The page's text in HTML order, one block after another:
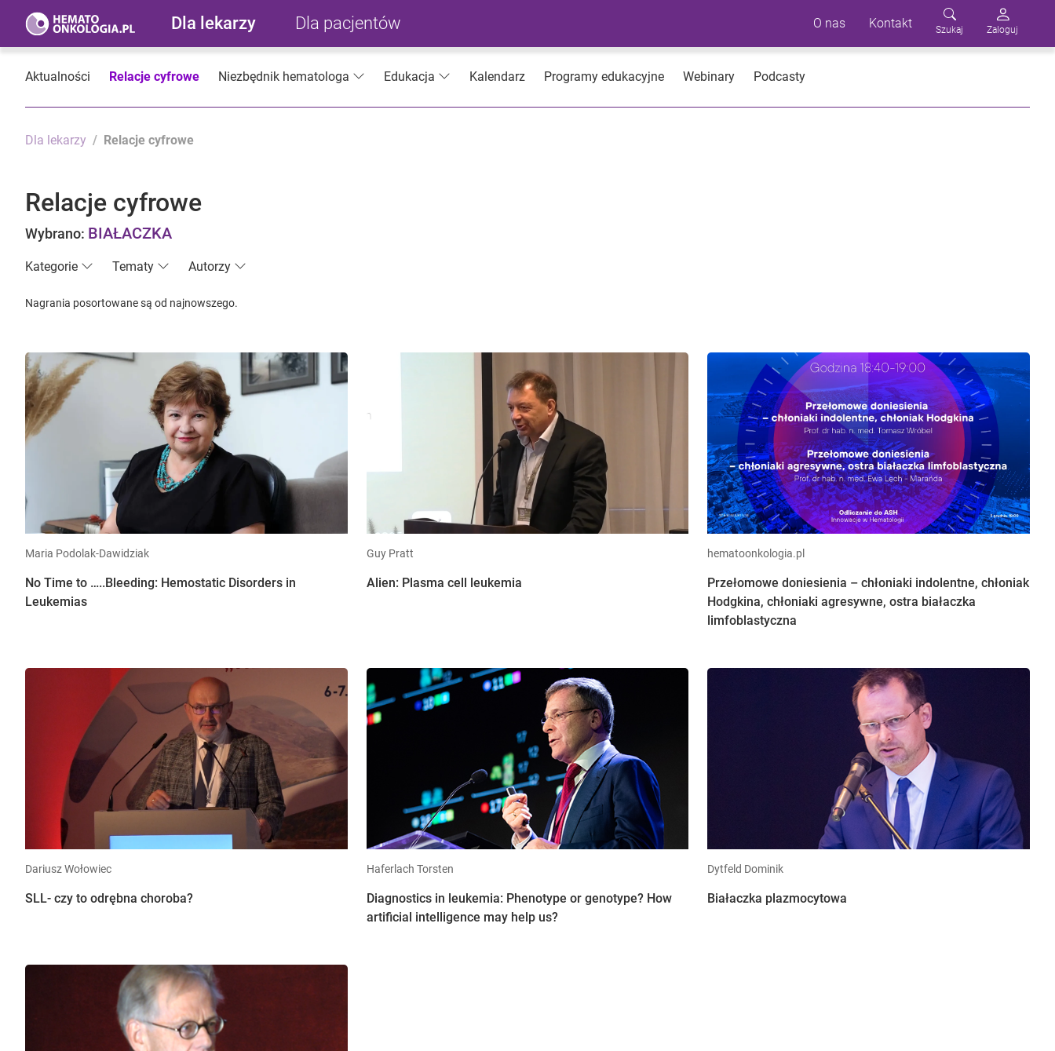
Dla lekarzy Dla pacjentów O nas Kontakt Szukaj Zaloguj
Aktualności Relacje cyfrowe Niezbędnik hematologa Edukacja Kalendarz Programy edukacyjne Webinary Podcasty
Dla lekarzy Relacje cyfrowe
Relacje cyfrowe
Wybrano: BIAŁACZKA
Kategorie Tematy Autorzy
Nagrania posortowane są od najnowszego.
Maria Podolak-Dawidziak
No Time to …..Bleeding: Hemostatic Disorders in
Leukemias
Guy Pratt
Alien: Plasma cell leukemia
hematoonkologia.pl
Przełomowe doniesienia – chłoniaki indolentne, chłoniak
Hodgkina, chłoniaki agresywne, ostra białaczka
limfoblastyczna
Dariusz Wołowiec
SLL- czy to odrębna choroba?
Haferlach Torsten
Diagnostics in leukemia: Phenotype or genotype? How
artificial intelligence may help us?
Dytfeld Dominik
Białaczka plazmocytowa